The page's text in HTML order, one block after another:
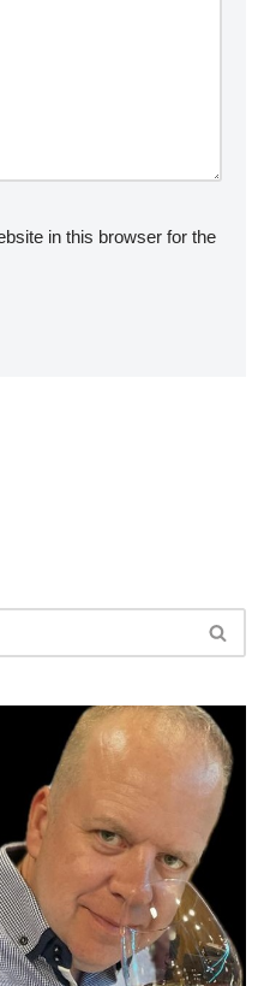
in this browser for the